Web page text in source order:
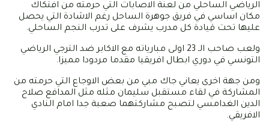
الرياضي الساحلي من لعنة الاصابات التي حرمته من افتكاك
مكان اساسي في فريق جوهرة الساحل رغم الاشادة التي يحصل
عليها تحت قيادة كل مدرب يشرف على تدرب النجم الساحلي.
ولعب صاحب الـ 23 اولى مبارياته مع الاكابر ضد الترجي الرياضي
التونسي في دوري ابطال افريقيا مقدما مردودا مميزا.
ومن جهة اخرى يعاني جاك مبي من بعض الاوجاع التي حرمته من
المشاركة في لقاء مستقبل سليمان مثله مثل المدافع صلاح
الدين الغدامسي لتصبح مشاركتهما صعبة جدا امام النادي
الافريقي.